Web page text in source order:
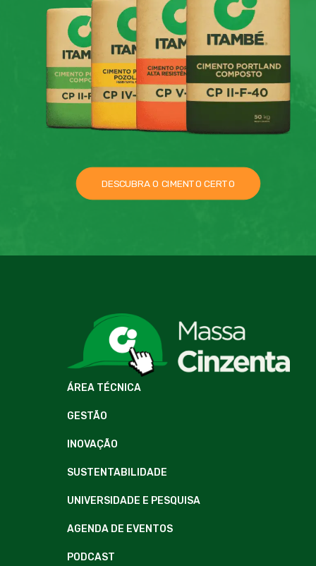
DESCUBRA O CIMENTO CERTO
ÁREA TÉCNICA
GESTÃO
INOVAÇÃO
SUSTENTABILIDADE
UNIVERSIDADE E PESQUISA
AGENDA DE EVENTOS
PODCAST